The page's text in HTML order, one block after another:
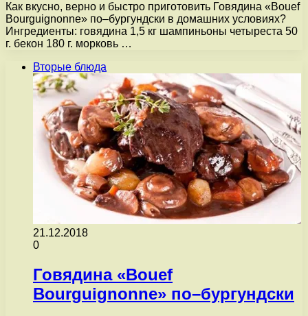
Как вкусно, верно и быстро приготовить Говядина «Bouef
Bourguignonne» по–бургундски в домашних условиях?
Ингредиенты: говядина 1,5 кг шампиньоны четыреста 50
г. бекон 180 г. морковь …
Вторые блюда
21.12.2018
0
Говядина «Bouef
Bourguignonne» по–бургундски